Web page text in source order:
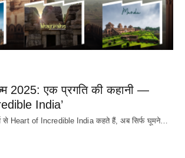
2025: एक प्रगति की कहानी —
India’
से Heart of Incredible India कहते हैं, अब सिर्फ घूमने…